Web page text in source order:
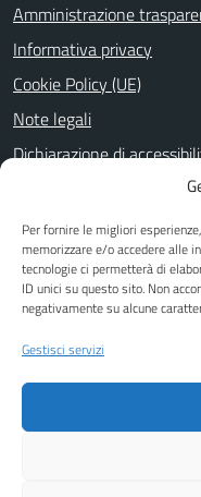
Per fornire le migliori
memorizzare e/o accedere alle
tecnologie ci permetterà di
ID unici su questo sito. Non
negativamente su alcune
Gestisci servizi
Amministrazione
Informativa privacy
Cookie Policy (UE)
Note legali
Dichiarazione di
SEGUICI SU
Facebook
Piano di